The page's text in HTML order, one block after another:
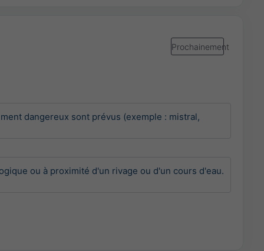
Prochainement
dangereux sont prévus (exemple : mistral,
ou à proximité d'un rivage ou d'un cours d'eau.